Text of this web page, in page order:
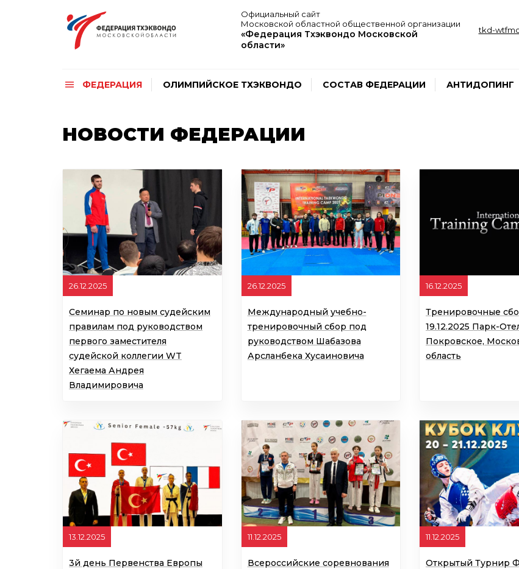
Официальный сайт
Московской областной общественной организации
«Федерация Тхэквондо Московской
области»
tkd-
ФЕДЕРАЦИЯ ОЛИМПИЙСКОЕ ТХЭКВОНДО СОСТАВ ФЕДЕРАЦИИ АНТИДОПИНГ
НОВОСТИ ФЕДЕРАЦИИ
26.12.2025
Семинар по новым судейским
правилам под руководством
первого заместителя
судейской коллегии WT
Хегаема Андрея
Владимировича
26.12.2025
Международный учебно-
тренировочный сбор под
руководством Шабазова
Арсланбека Хусаиновича
16.12.2025
Тренировочные
19.12.2025 Парк-
Покровское,
область
13.12.2025
3й день Первенства Европы
11.12.2025
Всероссийские соревнования
11.12.2025
Открытый Турнир